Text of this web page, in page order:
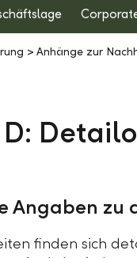
> Anhänge zur
Angaben zu
finden sich